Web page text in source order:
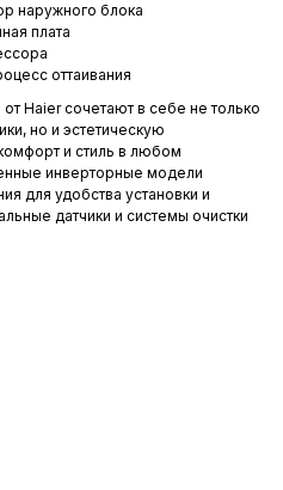
наружного блока
плата
оттаивания
Haier сочетают в себе не только
но и эстетическую
и стиль в любом
инверторные модели
для удобства установки и
датчики и системы очистки